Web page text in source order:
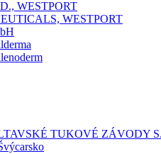
WESTPORT
WESTPORT
TUKOVÉ ZÁVODY